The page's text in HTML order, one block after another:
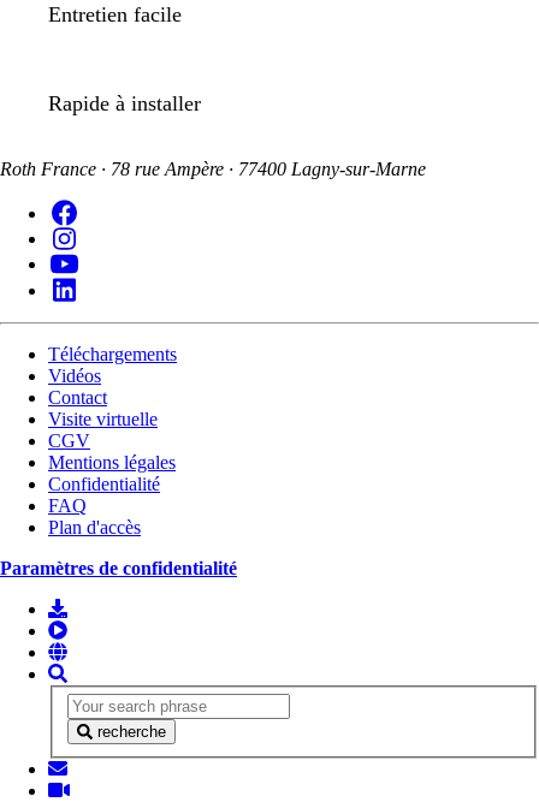
Entretien facile
Rapide à installer
Roth France · 78 rue Ampère · 77400 Lagny-sur-Marne
Téléchargements
Vidéos
Contact
Visite virtuelle
CGV
Mentions légales
Confidentialité
FAQ
Plan d'accès
Paramètres de confidentialité
recherche